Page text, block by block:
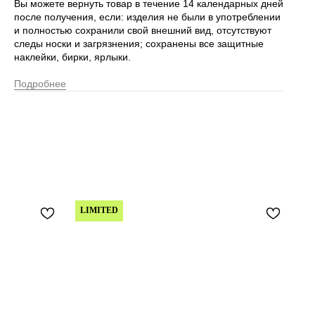
Вы можете вернуть товар в течение 14 календарных дней
после получения, если: изделия не были в употреблении
и полностью сохранили свой внешний вид, отсутствуют
следы носки и загрязнения; сохранены все защитные
наклейки, бирки, ярлыки.
Подробнее
LIMITED